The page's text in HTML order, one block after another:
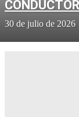
30 de julio de 2026